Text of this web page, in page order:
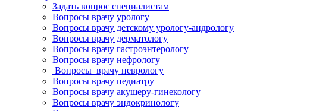
Задать вопрос специалистам
Вопросы врачу урологу
Вопросы врачу детскому урологу-андрологу
Вопросы врачу дерматологу
Вопросы врачу гастроэнтерологу
Вопросы врачу нефрологу
Вопросы врачу неврологу
Вопросы врачу педиатру
Вопросы врачу акушеру-гинекологу
Вопросы врачу эндокринологу